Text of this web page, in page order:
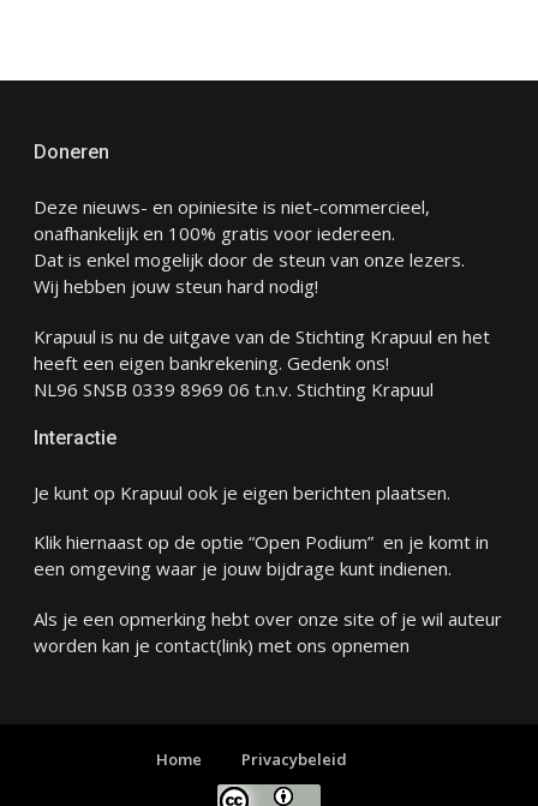
Doneren
Deze nieuws- en opiniesite is niet-commercieel,
onafhankelijk en 100% gratis voor iedereen.
Dat is enkel mogelijk door de steun van onze lezers.
Wij hebben jouw steun hard nodig!
Krapuul is nu de uitgave van de Stichting Krapuul en het
heeft een eigen bankrekening. Gedenk ons!
NL96 SNSB 0339 8969 06 t.n.v. Stichting Krapuul
Interactie
Je kunt op Krapuul ook je eigen berichten plaatsen.
Klik hiernaast op de optie “Open Podium” en je komt in
een omgeving waar je jouw bijdrage kunt indienen.
Als je een opmerking hebt over onze site of je wil auteur
worden kan je contact(link) met ons opnemen
Home Privacybeleid